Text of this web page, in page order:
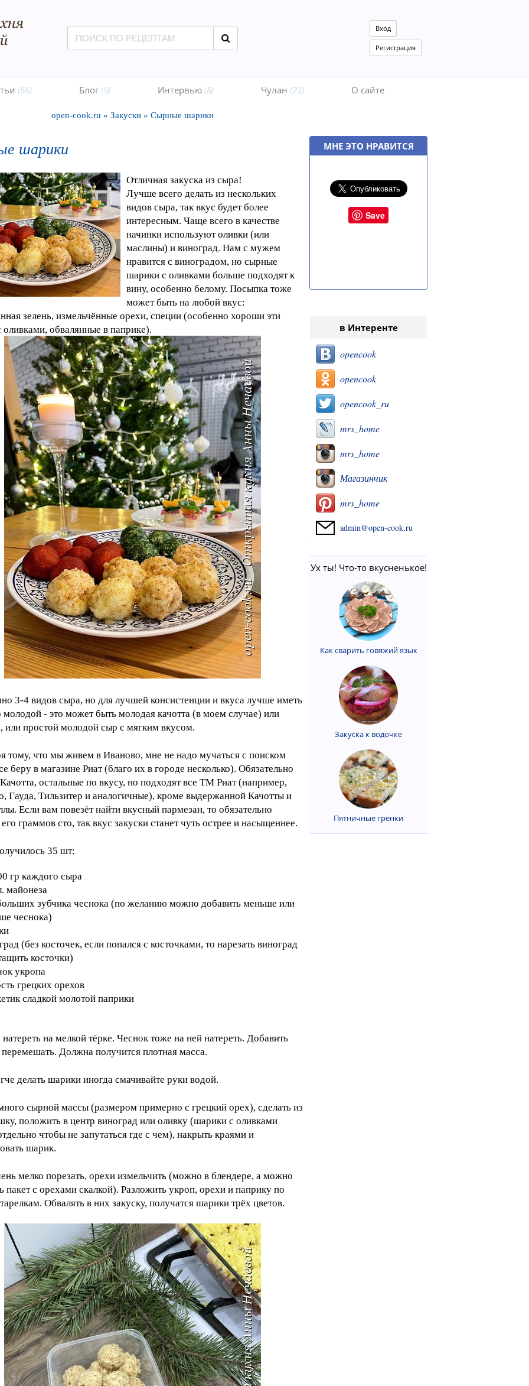
Вход
Регистрация
(66) Блог (9) Интервью (8) Чулан (23) О сайте
open-cook.ru » Закуски» Сырные шарики
шарики
Отличная закуска из сыра!
Лучше всего делать из нескольких
видов сыра, так вкус будет более
интересным. Чаще всего в качестве
начинки используют оливки (или
маслины) и виноград. Нам с мужем
нравится с виноградом, но сырные
шарики с оливками больше подходят к
вину, особенно белому. Посыпка тоже
может быть на любой вкус:
зелень, измельчённые орехи, специи (особенно хороши эти
обвалянные в паприке).
3-4 видов сыра, но для лучшей консистенции и вкуса лучше иметь
- это может быть молодая качотта (в моем случае) или
или простой молодой сыр с мягким вкусом.
тому, что мы живем в Иваново, мне не надо мучаться с поиском
беру в магазине Риат (благо их в городе несколько). Обязательно
остальные по вкусу, но подходят все ТМ Риат (например,
Гауда, Тильзитер и аналогичные), кроме выдержанной Качотты и
Если вам повезёт найти вкусный пармезан, то обязательно
его граммов сто, так вкус закуски станет чуть острее и насыщеннее.
35 шт:
гр каждого сыра
майонеза
зубчика чеснока (по желанию можно добавить меньше или
чеснока)
(без косточек, если попался с косточками, то нарезать виноград
косточки)
укропа
грецких орехов
сладкой молотой паприки
на мелкой тёрке. Чеснок тоже на ней натереть. Добавить
Должна получится плотная масса.
делать шарики иногда смачивайте руки водой.
сырной массы (размером примерно с грецкий орех), сделать из
положить в центр виноград или оливку (шарики с оливками
чтобы не запутаться где с чем), накрыть краями и
шарик.
мелко порезать, орехи измельчить (можно в блендере, а можно
пакет с орехами скалкой). Разложить укроп, орехи и паприку по
Обвалять в них закуску, получатся шарики трёх цветов.
МНЕ ЭТО НРАВИТСЯ
Save
в Интеренте
opencook
opencook
opencook_ru
mrs_home
mrs_home
Магазинчик
mrs_home
admin@open-cook.ru
Ух ты! Что-то вкусненькое!
Как сварить говяжий язык
Закуска к водочке
Пятничные гренки